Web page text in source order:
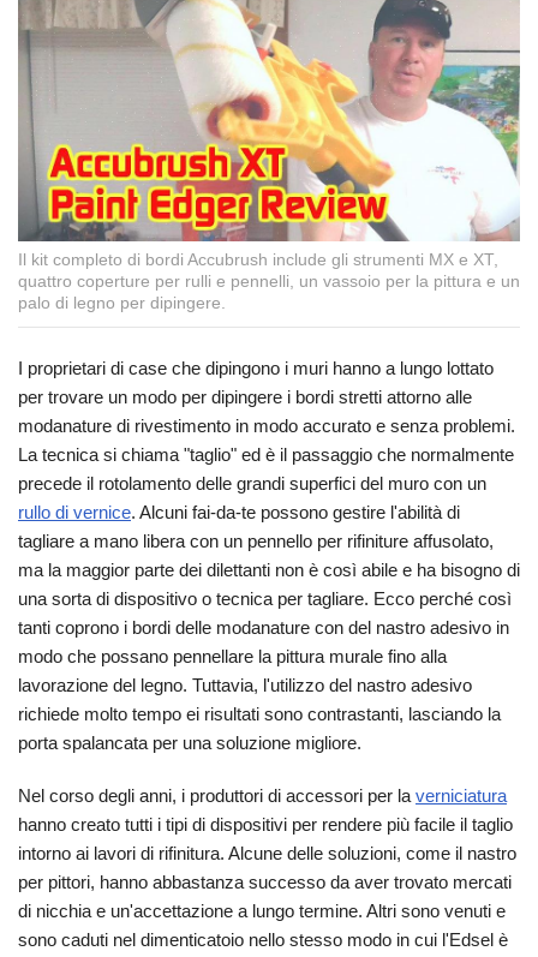
Il kit completo di bordi Accubrush include gli strumenti MX e XT,
quattro coperture per rulli e pennelli, un vassoio per la pittura e un
palo di legno per dipingere.
I proprietari di case che dipingono i muri hanno a lungo lottato
per trovare un modo per dipingere i bordi stretti attorno alle
modanature di rivestimento in modo accurato e senza problemi.
La tecnica si chiama "taglio" ed è il passaggio che normalmente
precede il rotolamento delle grandi superfici del muro con un
rullo di vernice. Alcuni fai-da-te possono gestire l'abilità di
tagliare a mano libera con un pennello per rifiniture affusolato,
ma la maggior parte dei dilettanti non è così abile e ha bisogno di
una sorta di dispositivo o tecnica per tagliare. Ecco perché così
tanti coprono i bordi delle modanature con del nastro adesivo in
modo che possano pennellare la pittura murale fino alla
lavorazione del legno. Tuttavia, l'utilizzo del nastro adesivo
richiede molto tempo ei risultati sono contrastanti, lasciando la
porta spalancata per una soluzione migliore.
Nel corso degli anni, i produttori di accessori per la verniciatura
hanno creato tutti i tipi di dispositivi per rendere più facile il taglio
intorno ai lavori di rifinitura. Alcune delle soluzioni, come il nastro
per pittori, hanno abbastanza successo da aver trovato mercati
di nicchia e un'accettazione a lungo termine. Altri sono venuti e
sono caduti nel dimenticatoio nello stesso modo in cui l'Edsel è